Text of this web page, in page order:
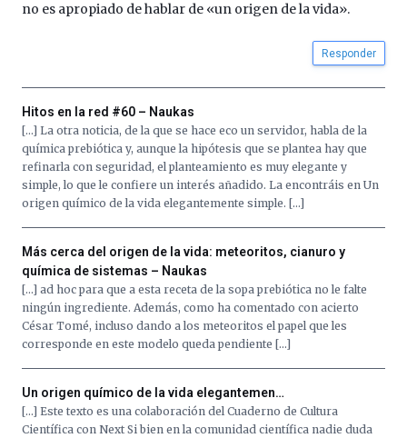
no es apropiado de hablar de «un origen de la vida».
Responder
Hitos en la red #60 – Naukas
[…] La otra noticia, de la que se hace eco un servidor, habla de la
química prebiótica y, aunque la hipótesis que se plantea hay que
refinarla con seguridad, el planteamiento es muy elegante y
simple, lo que le confiere un interés añadido. La encontráis en Un
origen químico de la vida elegantemente simple. […]
Más cerca del origen de la vida: meteoritos, cianuro y
química de sistemas – Naukas
[…] ad hoc para que a esta receta de la sopa prebiótica no le falte
ningún ingrediente. Además, como ha comentado con acierto
César Tomé, incluso dando a los meteoritos el papel que les
corresponde en este modelo queda pendiente […]
Un origen químico de la vida elegantemen…
[…] Este texto es una colaboración del Cuaderno de Cultura
Científica con Next Si bien en la comunidad científica nadie duda